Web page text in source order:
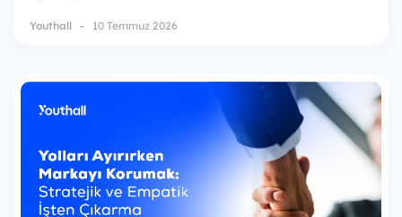
Youthall 10 Temmuz 2026